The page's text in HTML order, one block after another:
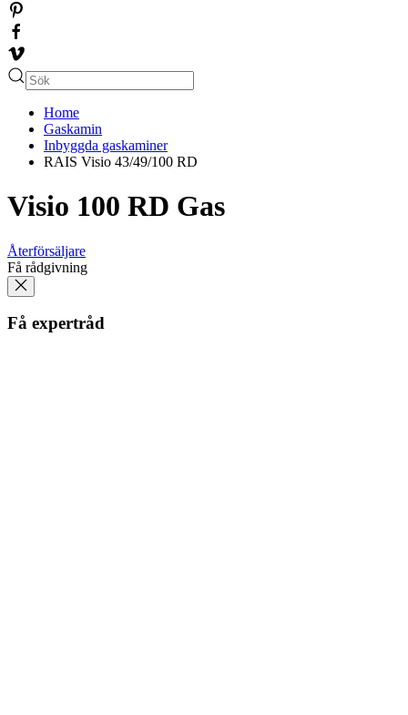
Home
Gaskamin
Inbyggda gaskaminer
RAIS Visio 43/49/100 RD
Visio 100 RD Gas
Återförsäljare
Få rådgivning
Få expertråd